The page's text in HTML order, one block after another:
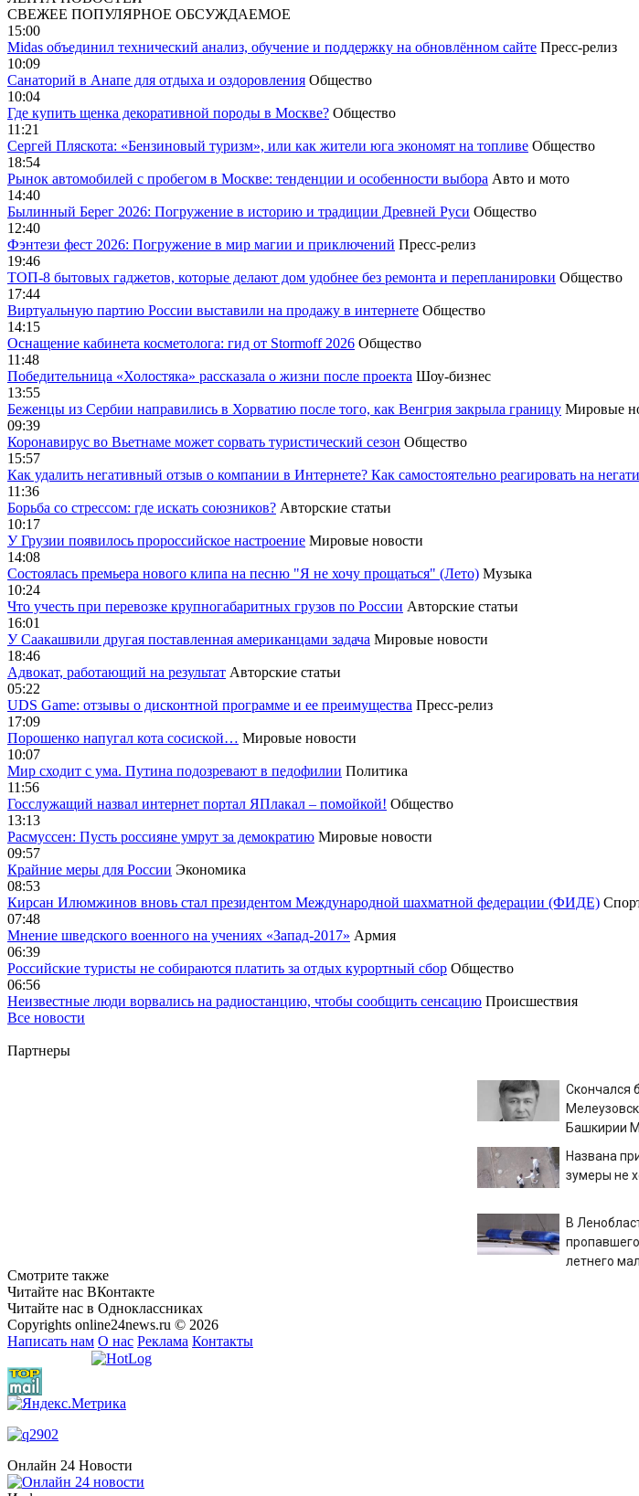
СВЕЖЕЕ ПОПУЛЯРНОЕ ОБСУЖДАЕМОЕ
15:00
Midas объединил технический анализ, обучение и поддержку на обновлённом сайте Пресс-релиз
10:09
Санаторий в Анапе для отдыха и оздоровления Общество
10:04
Где купить щенка декоративной породы в Москве? Общество
11:21
Сергей Пляскота: «Бензиновый туризм», или как жители юга экономят на топливе Общество
18:54
Рынок автомобилей с пробегом в Москве: тенденции и особенности выбора Авто и мото
14:40
Былинный Берег 2026: Погружение в историю и традиции Древней Руси Общество
12:40
Фэнтези фест 2026: Погружение в мир магии и приключений Пресс-релиз
19:46
ТОП-8 бытовых гаджетов, которые делают дом удобнее без ремонта и перепланировки Общество
17:44
Виртуальную партию России выставили на продажу в интернете Общество
14:15
Оснащение кабинета косметолога: гид от Stormoff 2026 Общество
11:48
Победительница «Холостяка» рассказала о жизни после проекта Шоу-бизнес
13:55
Беженцы из Сербии направились в Хорватию после того, как Венгрия закрыла границу Мировые
09:39
Коронавирус во Вьетнаме может сорвать туристический сезон Общество
15:57
Как удалить негативный отзыв о компании в Интернете? Как самостоятельно реагировать на
11:36
Борьба со стрессом: где искать союзников? Авторские статьи
10:17
У Грузии появилось пророссийское настроение Мировые новости
14:08
Cостоялась премьера нового клипа на песню "Я не хочу прощаться" (Лето) Музыка
10:24
Что учесть при перевозке крупногабаритных грузов по России Авторские статьи
16:01
У Саакашвили другая поставленная американцами задача Мировые новости
18:46
Адвокат, работающий на результат Авторские статьи
05:22
UDS Game: отзывы о дисконтной программе и ее преимущества Пресс-релиз
17:09
Порошенко напугал кота сосиской… Мировые новости
10:07
Мир сходит с ума. Путина подозревают в педофилии Политика
11:56
Госслужащий назвал интернет портал ЯПлакал – помойкой! Общество
13:13
Расмуссен: Пусть россияне умрут за демократию Мировые новости
09:57
Крайние меры для России Экономика
08:53
Кирсан Илюмжинов вновь стал президентом Международной шахматной федерации (ФИДЕ)
07:48
Мнение шведского военного на учениях «Запад-2017» Армия
06:39
Российские туристы не собираются платить за отдых курортный сбор Общество
06:56
Неизвестные люди ворвались на радиостанцию, чтобы сообщить сенсацию Происшествия
Все новости
Партнеры
Скончался
Башкирии
Названа
зумеры не
В
летнего
Смотрите также
Читайте нас ВКонтакте
Читайте нас в Одноклассниках
Copyrights online24news.ru © 2026
Написать нам О нас Реклама Контакты
Онлайн 24 Новости